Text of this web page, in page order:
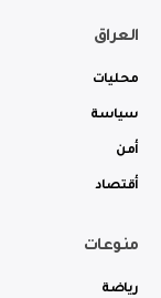
العراق
محليات
سياسة
أمن
أقتصاد
منوعات
رياضة